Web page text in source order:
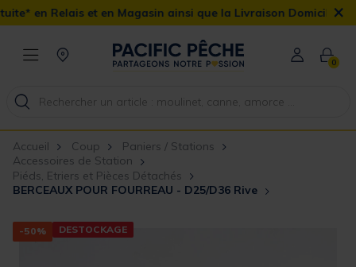
en Magasin ainsi que la Livraison Domicile offerte dès 90€ ×
0
Accueil Coup
Paniers / Stations
Accessoires de Station
Piéds, Etriers et Pièces Détachés
BERCEAUX POUR FOURREAU - D25/D36 Rive
-50% DESTOCKAGE